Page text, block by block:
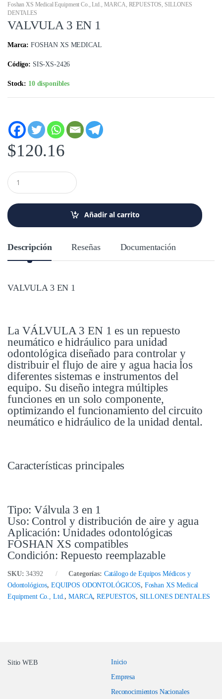
Foshan XS Medical Equipment Co., Ltd., MARCA, REPUESTOS, SILLONES
DENTALES
VALVULA 3 EN 1
Marca: FOSHAN XS MEDICAL
Código: SIS-XS-2426
Stock: 10 disponibles
$120.16
C
a
i
d
Añadir al carrito
Descripción Reseñas Documentación
VALVULA 3 EN 1
La VÁLVULA 3 EN 1 es un repuesto
neumático e hidráulico para unidad
odontológica diseñado para controlar y
distribuir el flujo de aire y agua hacia los
diferentes sistemas e instrumentos del
equipo. Su diseño integra múltiples
funciones en un solo componente,
optimizando el funcionamiento del circuito
neumático e hidráulico de la unidad dental.
Características principales
Tipo: Válvula 3 en 1
Uso: Control y distribución de aire y agua
Aplicación: Unidades odontológicas
FOSHAN XS compatibles
Condición: Repuesto reemplazable
SKU:34392 Categorías: Catálogo de Equipos Médicos y
Odontológicos, EQUIPOS ODONTOLÓGICOS, Foshan XS Medical
Equipment Co., Ltd.,MARCA,REPUESTOS, SILLONES DENTALES
Sitio WEB
Inicio
Empresa
Reconocimientos Nacionales